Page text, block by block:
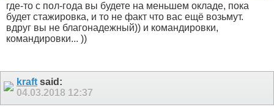
где-то с пол-года вы будете на меньшем окладе, пока
будет стажировка, и то не факт что вас ещё возьмут.
вдруг вы не благонадежный)) и командировки,
командировки... ))
kraft said:
04.03.2018 12:37